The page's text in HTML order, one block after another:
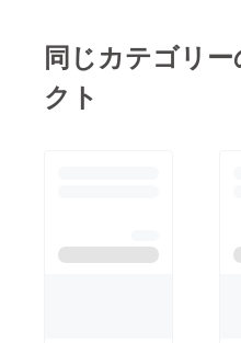
同じカテゴリ
クト